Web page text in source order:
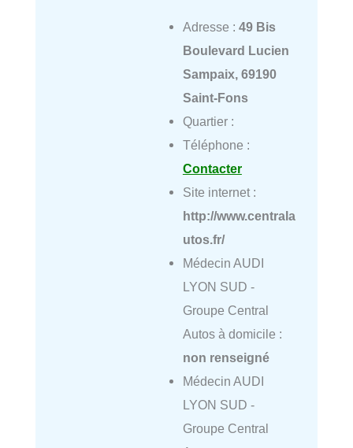
Adresse : 49 Bis
Boulevard Lucien
Sampaix, 69190
Saint-Fons
Quartier :
Téléphone :
Contacter
Site internet :
http://www.centrala
utos.fr/
Médecin AUDI
LYON SUD -
Groupe Central
Autos à domicile :
non renseigné
Médecin AUDI
LYON SUD -
Groupe Central